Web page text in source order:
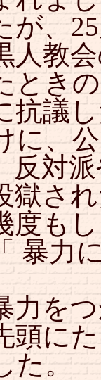
が、
人教
とき
抗議
に、
反対
獄さ
度も
暴力
力を
頭に
た。